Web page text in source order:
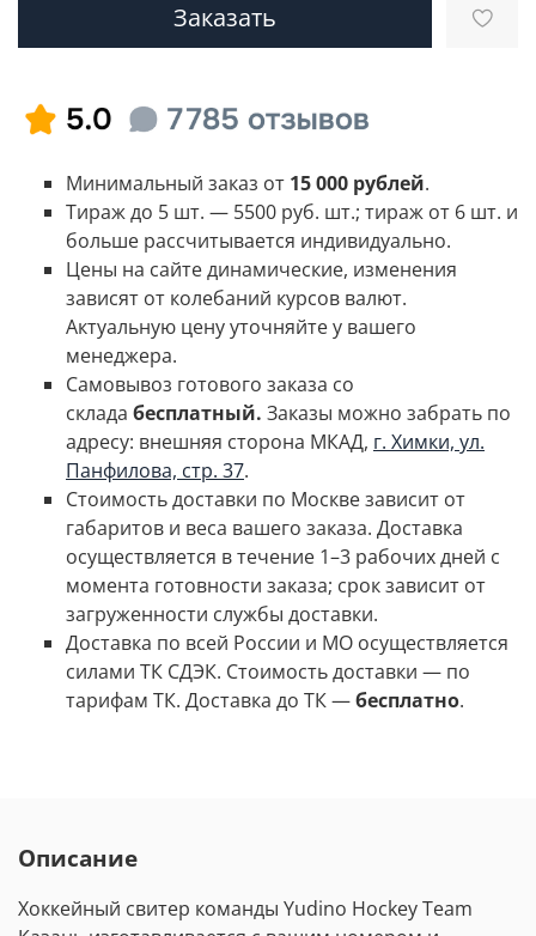
Заказать
Минимальный заказ от 15 000 рублей.
Тираж до 5 шт. — 5500 руб. шт.; тираж от 6 шт. и
больше рассчитывается индивидуально.
Цены на сайте динамические, изменения
зависят от колебаний курсов валют.
Актуальную цену уточняйте у вашего
менеджера.
Самовывоз готового заказа со
склада бесплатный. Заказы можно забрать по
адресу: внешняя сторона МКАД, г. Химки, ул.
Панфилова, стр. 37.
Стоимость доставки по Москве зависит от
габаритов и веса вашего заказа. Доставка
осуществляется в течение 1–3 рабочих дней с
момента готовности заказа; срок зависит от
загруженности службы доставки.
Доставка по всей России и МО осуществляется
силами ТК СДЭК. Стоимость доставки — по
тарифам ТК. Доставка до ТК —бесплатно.
Описание
Хоккейный свитер команды Yudino Hockey Team